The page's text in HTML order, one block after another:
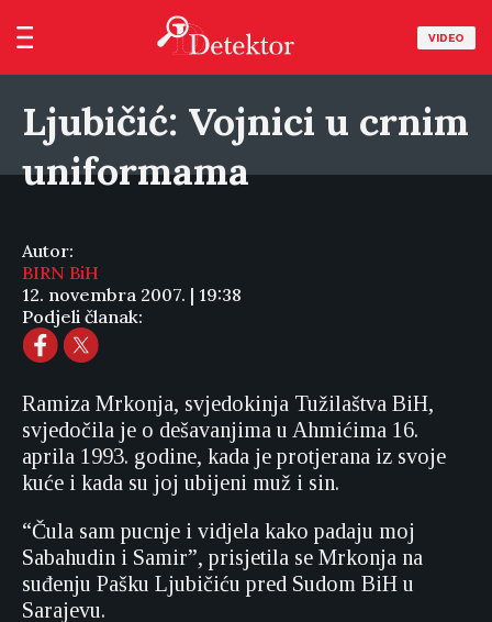
VIDEO
Ljubičić: Vojnici u crnim
uniformama
Autor:
BIRN BiH
12. novembra 2007. | 19:38
Podjeli članak:
Ramiza Mrkonja, svjedokinja Tužilaštva BiH,
svjedočila je o dešavanjima u Ahmićima 16.
aprila 1993. godine, kada je protjerana iz svoje
kuće i kada su joj ubijeni muž i sin.
“Čula sam pucnje i vidjela kako padaju moj
Sabahudin i Samir”, prisjetila se Mrkonja na
suđenju Pašku Ljubičiću pred Sudom BiH u
Sarajevu.